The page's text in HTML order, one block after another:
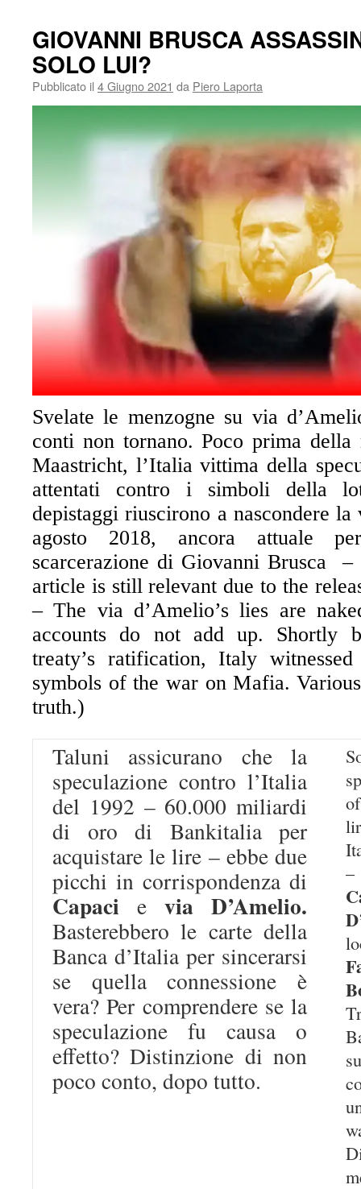
GIOVANNI BRUSCA
SOLO LUI?
Pubblicato il 4 Giugno 2021 da Piero Laporta
Svelate le menzogne su via
conti non tornano. Poco prima
Maastricht, l’Italia vittima della
attentati contro i simboli della
depistaggi riuscirono a nascondere
agosto 2018, ancora attuale
scarcerazione di Giovanni Brusca –
article is still relevant due to the
– The via d’Amelio’s lies are
accounts do not add up. Shortly
treaty’s ratification, Italy
symbols of the war on Mafia.
truth.)
Taluni assicurano che la
speculazione contro l’Italia
del 1992 – 60.000 miliardi
di oro di Bankitalia per
acquistare le lire – ebbe due
picchi in corrispondenza di
Capaci e via D’Amelio.
Basterebbero le carte della
Banca d’Italia per sincerarsi
se quella connessione è
vera? Per comprendere se la
speculazione fu causa o
effetto? Distinzione di non
poco conto, dopo tutto.